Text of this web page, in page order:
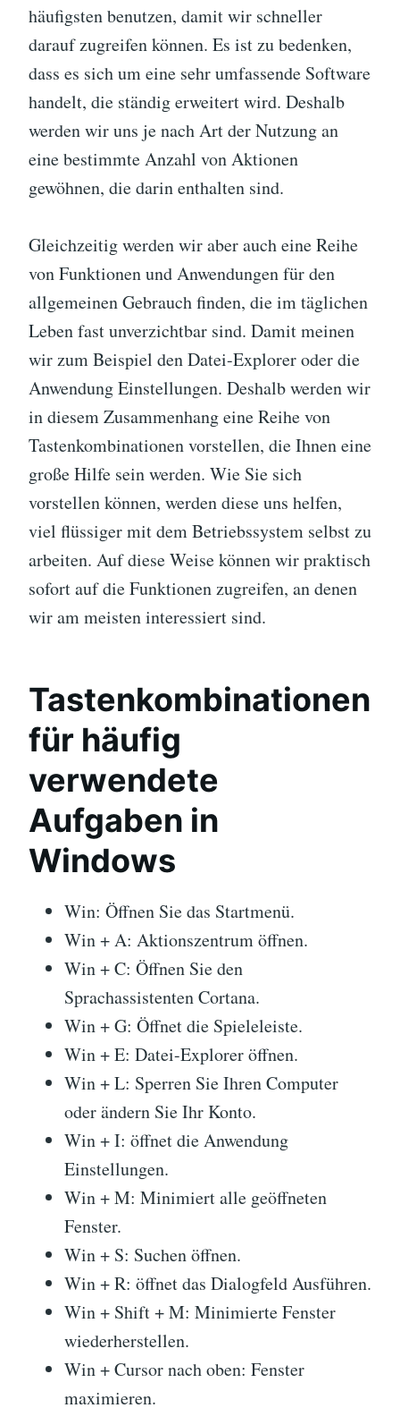
häufigsten benutzen, damit wir schneller
darauf zugreifen können. Es ist zu bedenken,
dass es sich um eine sehr umfassende Software
handelt, die ständig erweitert wird. Deshalb
werden wir uns je nach Art der Nutzung an
eine bestimmte Anzahl von Aktionen
gewöhnen, die darin enthalten sind.
Gleichzeitig werden wir aber auch eine Reihe
von Funktionen und Anwendungen für den
allgemeinen Gebrauch finden, die im täglichen
Leben fast unverzichtbar sind. Damit meinen
wir zum Beispiel den Datei-Explorer oder die
Anwendung Einstellungen. Deshalb werden wir
in diesem Zusammenhang eine Reihe von
Tastenkombinationen vorstellen, die Ihnen eine
große Hilfe sein werden. Wie Sie sich
vorstellen können, werden diese uns helfen,
viel flüssiger mit dem Betriebssystem selbst zu
arbeiten. Auf diese Weise können wir praktisch
sofort auf die Funktionen zugreifen, an denen
wir am meisten interessiert sind.
Tastenkombinationen
für häufig
verwendete
Aufgaben in
Windows
Win: Öffnen Sie das Startmenü.
Win + A: Aktionszentrum öffnen.
Win + C: Öffnen Sie den
Sprachassistenten Cortana.
Win + G: Öffnet die Spieleleiste.
Win + E: Datei-Explorer öffnen.
Win + L: Sperren Sie Ihren Computer
oder ändern Sie Ihr Konto.
Win + I: öffnet die Anwendung
Einstellungen.
Win + M: Minimiert alle geöffneten
Fenster.
Win + S: Suchen öffnen.
Win + R: öffnet das Dialogfeld Ausführen.
Win + Shift + M: Minimierte Fenster
wiederherstellen.
Win + Cursor nach oben: Fenster
maximieren.